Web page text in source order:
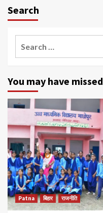
Search
You may have missed
Patna बिहार राजनीति